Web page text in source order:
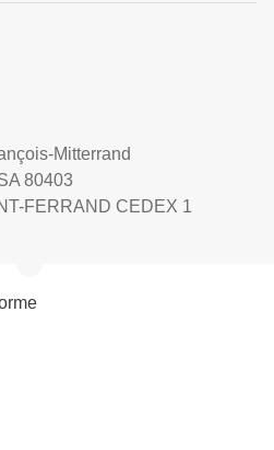
Mitterrand
80403
FERRAND CEDEX 1